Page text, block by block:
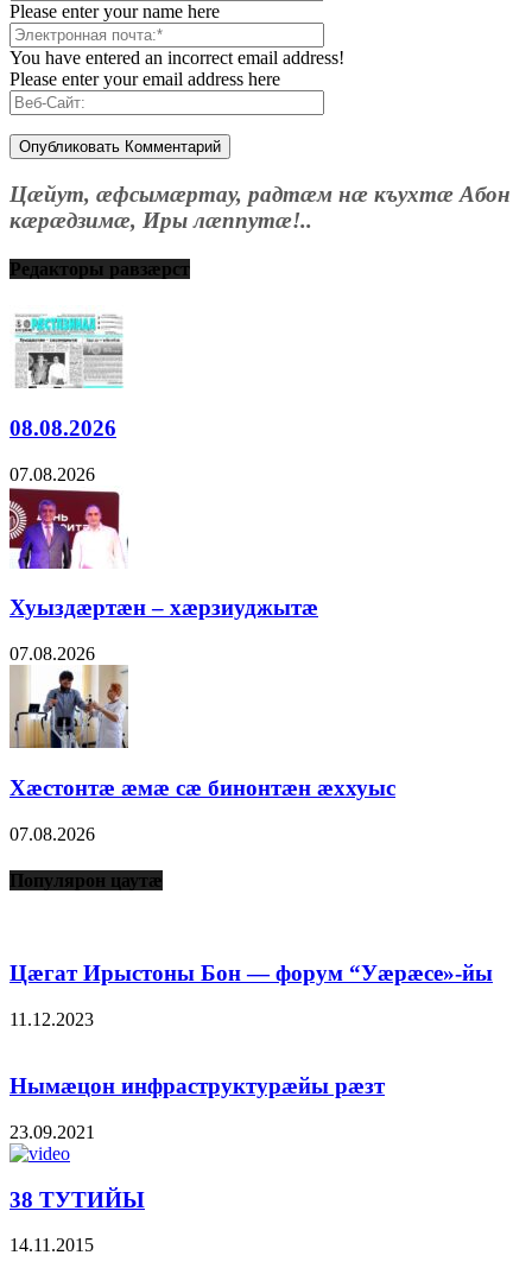
Please enter your name here
You have entered an incorrect email address!
Please enter your email address here
Цæйут, æфсымæртау, радтæм нæ къухтæ Абон
кæрæдзимæ, Иры лæппутæ!..
Редакторы равзæрст
08.08.2026
07.08.2026
Хуыздæртæн – хæрзиуджытæ
07.08.2026
Хæстонтæ æмæ сæ бинонтæн æххуыс
07.08.2026
Популярон цаутæ
Цæгат Ирыстоны Бон — форум “Уæрæсе»-йы
11.12.2023
Нымæцон инфраструктурæйы рæзт
23.09.2021
38 ТУТИЙЫ
14.11.2015